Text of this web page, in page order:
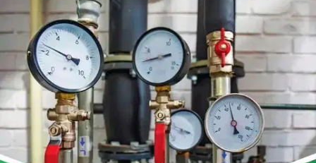
Tarkista myymäläsaatavuus
Ei saatavilla
Tuotekuvaus